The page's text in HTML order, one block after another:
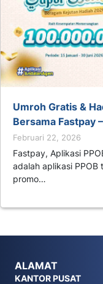
Umroh Gratis &
Bersama Fastpay
Februari 22, 2026
Fastpay, Aplikasi
adalah aplikasi
promo…
ALAMAT
KANTOR PUSAT